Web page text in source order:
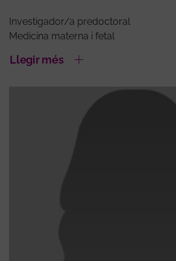
Investigador/a predoctoral
Medicina materna i fetal
Llegir més